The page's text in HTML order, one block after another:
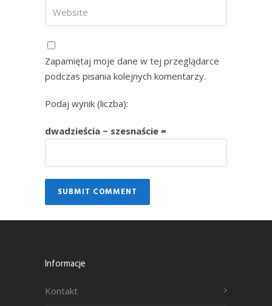
Zapamiętaj moje dane w tej przeglądarce
podczas pisania kolejnych komentarzy.
Podaj wynik (liczba):
dwadzieścia − szesnaście =
Informacje
Kontakt